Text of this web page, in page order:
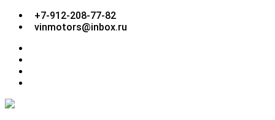
Перейти+7-912-208-77-82
vinmotors@inbox.ru